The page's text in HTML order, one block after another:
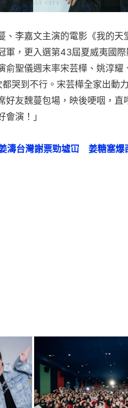
、李嘉文主演的電影《我的天
軍，更入選第43屆夏威夷國
俞聖儀週末率宋芸樺、姚淳耀
哭到不行。宋芸樺全家出動
好友魏蔓包場，映後哽咽，直
演！」
濤台灣謝票勁墟冚　姜糖塞爆